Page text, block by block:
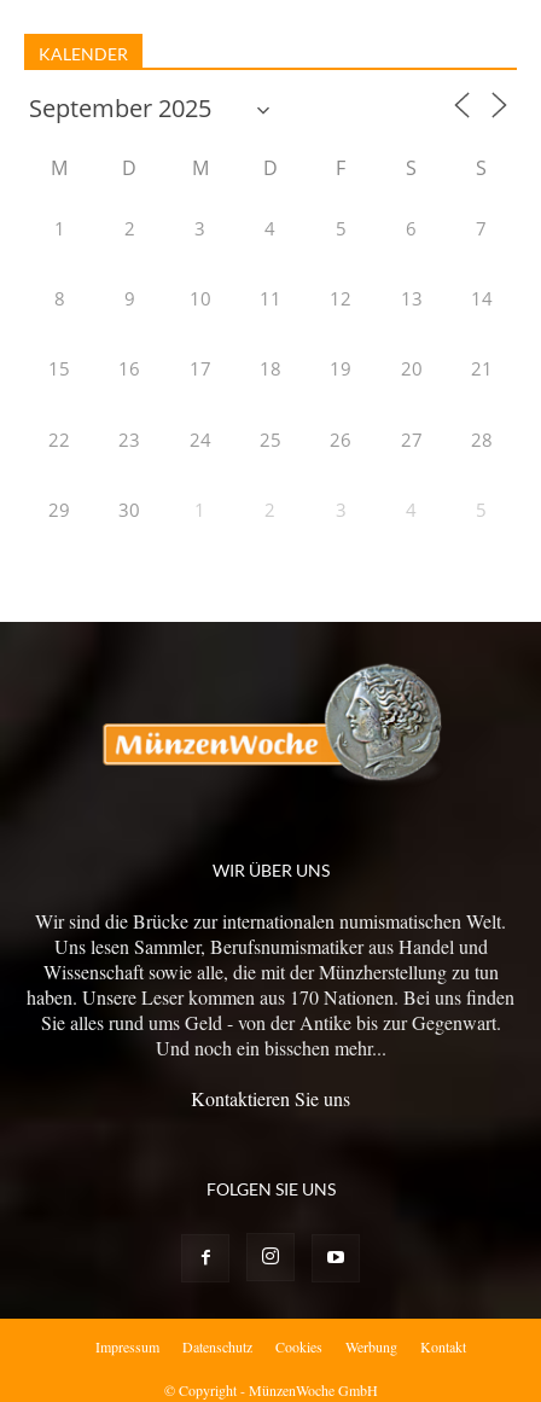
KALENDER
M D M D F S S
1 2 3 4 5 6 7
8 9 10 11 12 13 14
15 16 17 18 19 20 21
22 23 24 25 26 27 28
29 30 1 2 3 4 5
WIR ÜBER UNS
Wir sind die Brücke zur internationalen numismatischen Welt.
Uns lesen Sammler, Berufsnumismatiker aus Handel und
Wissenschaft sowie alle, die mit der Münzherstellung zu tun
haben. Unsere Leser kommen aus 170 Nationen. Bei uns finden
Sie alles rund ums Geld - von der Antike bis zur Gegenwart.
Und noch ein bisschen mehr...
Kontaktieren Sie uns
FOLGEN SIE UNS
Impressum Datenschutz Cookies Werbung Kontakt
© Copyright - MünzenWoche GmbH